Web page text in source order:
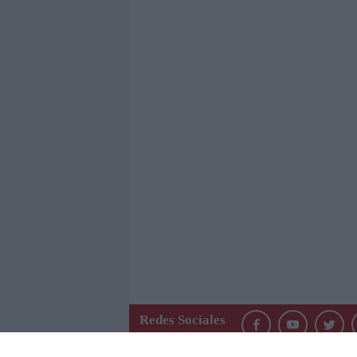
Redes Sociales